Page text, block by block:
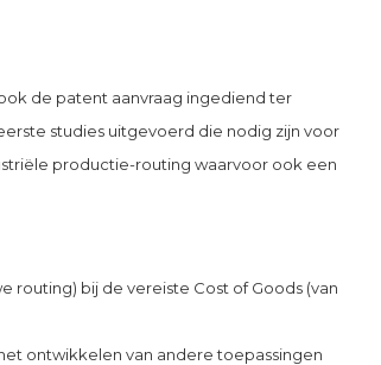
de patent aanvraag ingediend ter
studies uitgevoerd die nodig zijn voor
productie-routing waarvoor ook een
routing) bij de vereiste Cost of Goods (van
ontwikkelen van andere toepassingen